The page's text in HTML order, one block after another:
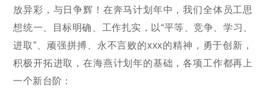
放异彩，与日争辉！在奔马计划年中，我们全体员工思
想统一、目标明确、工作扎实，以“平等、竞争、学习、
进取”、顽强拼搏、永不言败的xxx的精神，勇于创新，
积极开拓进取，在海燕计划年的基础，各项工作都再上
一个新台阶：